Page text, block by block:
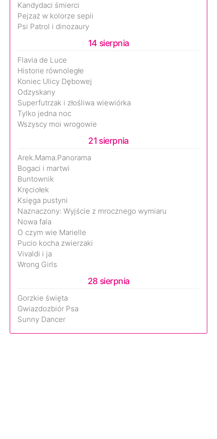
Kandydaci śmierci
Pejzaż w kolorze sepii
Psi Patrol i dinozaury
14 sierpnia
Flavia de Luce
Historie równoległe
Koniec Ulicy Dębowej
Odzyskany
Superfutrzak i złośliwa wiewiórka
Tylko jedna noc
Wszyscy moi wrogowie
21 sierpnia
Arek.Mama.Panorama
Bogaci i martwi
Buntownik
Kręciołek
Księga pustyni
Naznaczony: Wyjście z mrocznego wymiaru
Nowa fala
O czym wie Marielle
Pucio kocha zwierzaki
Vivaldi i ja
Wrong Girls
28 sierpnia
Gorzkie święta
Gwiazdozbiór Psa
Sunny Dancer